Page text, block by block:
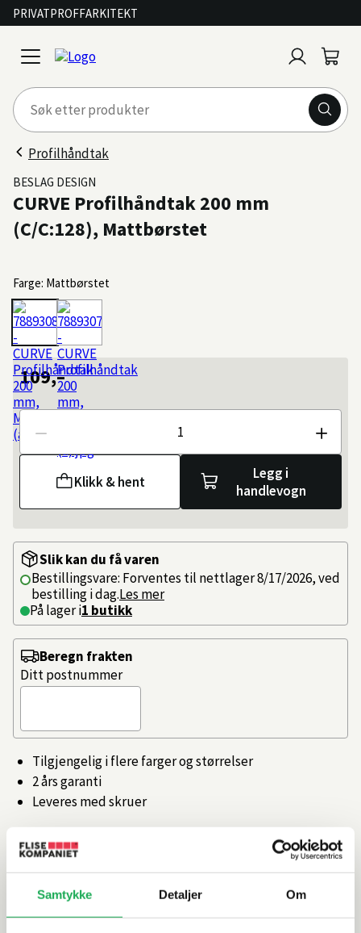
Samtykke Detaljer Om
PRIVATPROFFARKITEKT
open
menu
inn
Profilhåndtak
BESLAG DESIGN
CURVE Profilhåndtak 200 mm
(C/C:128), Mattbørstet
Farge: Mattbørstet
109,–
Antall
Klikk & hent
Legg i
handlevogn
Slik kan du få varen
Bestillingsvare: Forventes til nettlager 8/17/2026, ved
bestilling i dag.Les mer
På lager i1 butikk
Tilgjengelig i flere farger og størrelser
2 års garanti
Leveres med skruer
Beregn frakten
Ditt postnummer
Produktinformasjon